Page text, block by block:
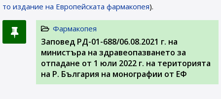
то издание на Европейската фармакопея).
Фармакопея
Заповед РД-01-688/06.08.2021 г. на
министъра на здравеопазването за
отпадане от 1 юли 2022 г. на територията
на Р. България на монографии от ЕФ